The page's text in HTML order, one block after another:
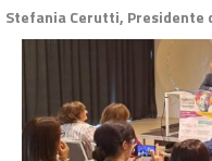
Stefania Cerutti, Presidente